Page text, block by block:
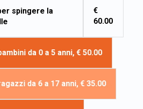
spingere la
€
60.00
da 0 a 5 anni, € 50.00
da 6 a 17 anni, € 35.00